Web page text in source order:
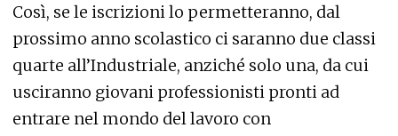
Così, se le iscrizioni lo permetteranno, dal
prossimo anno scolastico ci saranno due classi
quarte all’Industriale, anziché solo una, da cui
usciranno giovani professionisti pronti ad
entrare nel mondo del lavoro con